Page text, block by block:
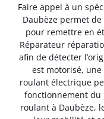
Faire appel à un
Daubèze permet
pour remettre en
Réparateur
afin de détecter
est motorisé,
roulant électrique
fonctionnement du
roulant à Daubèze,